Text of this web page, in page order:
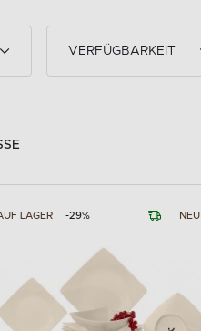
VERFÜGBARKEIT
NEU
LAGER -29%